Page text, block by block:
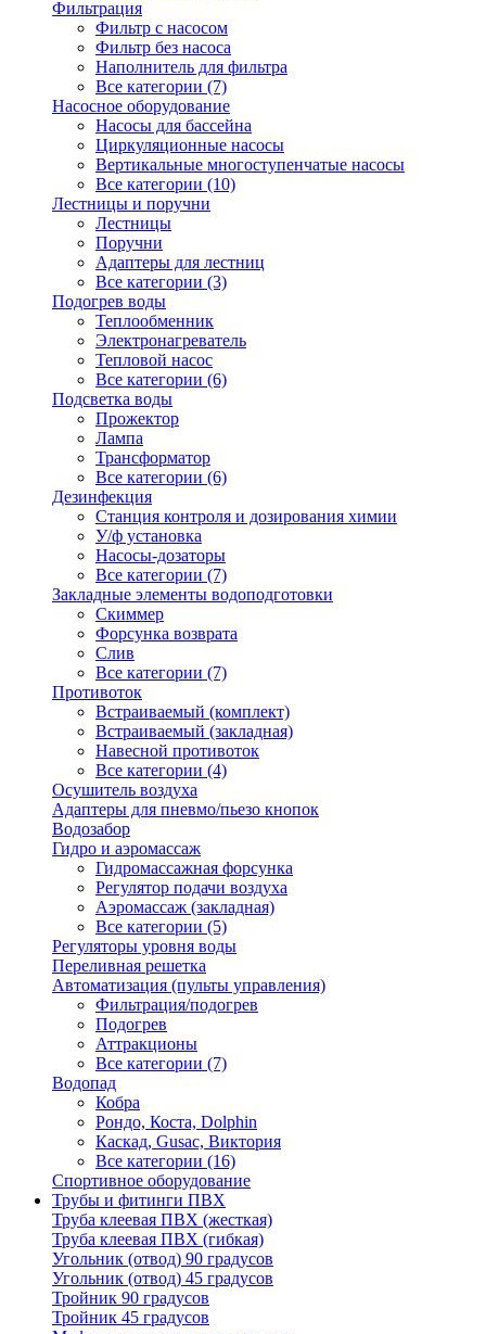
Фильтрация
Фильтр с насосом
Фильтр без насоса
Наполнитель для фильтра
Все категории (7)
Насосное оборудование
Насосы для бассейна
Циркуляционные насосы
Вертикальные многоступенчатые насосы
Все категории (10)
Лестницы и поручни
Лестницы
Поручни
Адаптеры для лестниц
Все категории (3)
Подогрев воды
Теплообменник
Электронагреватель
Тепловой насос
Все категории (6)
Подсветка воды
Прожектор
Лампа
Трансформатор
Все категории (6)
Дезинфекция
Станция контроля и дозирования химии
У/ф установка
Насосы-дозаторы
Все категории (7)
Закладные элементы водоподготовки
Скиммер
Форсунка возврата
Слив
Все категории (7)
Противоток
Встраиваемый (комплект)
Встраиваемый (закладная)
Навесной противоток
Все категории (4)
Осушитель воздуха
Адаптеры для пневмо/пьезо кнопок
Водозабор
Гидро и аэромассаж
Гидромассажная форсунка
Регулятор подачи воздуха
Аэромассаж (закладная)
Все категории (5)
Регуляторы уровня воды
Переливная решетка
Автоматизация (пульты управления)
Фильтрация/подогрев
Подогрев
Аттракционы
Все категории (7)
Водопад
Кобра
Рондо, Коста, Dolphin
Каскад, Gusac, Виктория
Все категории (16)
Спортивное оборудование
Трубы и фитинги ПВХ
Труба клеевая ПВХ (жесткая)
Труба клеевая ПВХ (гибкая)
Угольник (отвод) 90 градусов
Угольник (отвод) 45 градусов
Тройник 90 градусов
Тройник 45 градусов